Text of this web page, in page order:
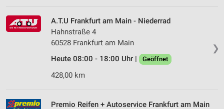
❯
A.T.U Frankfurt am Main - Niederrad
Hahnstraße 4
60528 Frankfurt am Main
Heute 08:00 - 18:00 Uhr |
Geöffnet
428,00 km
Premio Reifen + Autoservice Frankfurt am Main
Messung der Werbeleistung
Messung der Performance von Inhalten
Analyse von Zielgruppen durch Statistiken oder
Kombinationen von Daten aus verschiedenen
Entwicklung und Verbesserung der Angebote